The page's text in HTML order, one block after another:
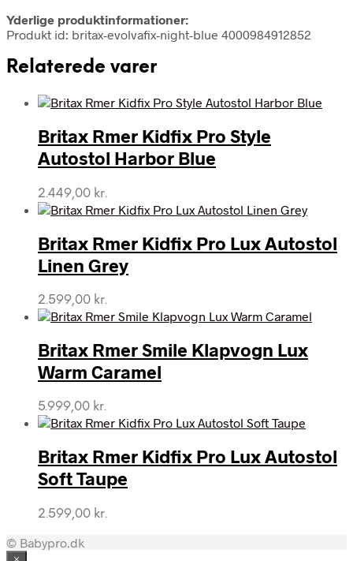
Yderlige produktinformationer:
Produkt id: britax-evolvafix-night-blue 4000984912852
Relaterede varer
Britax Rmer Kidfix Pro Style
Autostol Harbor Blue
2.449,00 kr.
Britax Rmer Kidfix Pro Lux Autostol
Linen Grey
2.599,00 kr.
Britax Rmer Smile Klapvogn Lux
Warm Caramel
5.999,00 kr.
Britax Rmer Kidfix Pro Lux Autostol
Soft Taupe
2.599,00 kr.
© Babypro.dk